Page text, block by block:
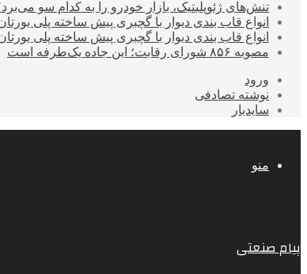
تنش‌های ژئوپلیتیک، بازار خودرو را به کدام سو
انواع قاب بندی دیوار با گچبری پیش ساخته پلی
انواع قاب بندی دیوار با گچبری پیش ساخته پلی
مصوبه ۸۵۶ شورای رقابت؛ این جاده یک‌طرفه است
ورود
نوشته تصادفی
سایدبار
منو
پیام صنعتی